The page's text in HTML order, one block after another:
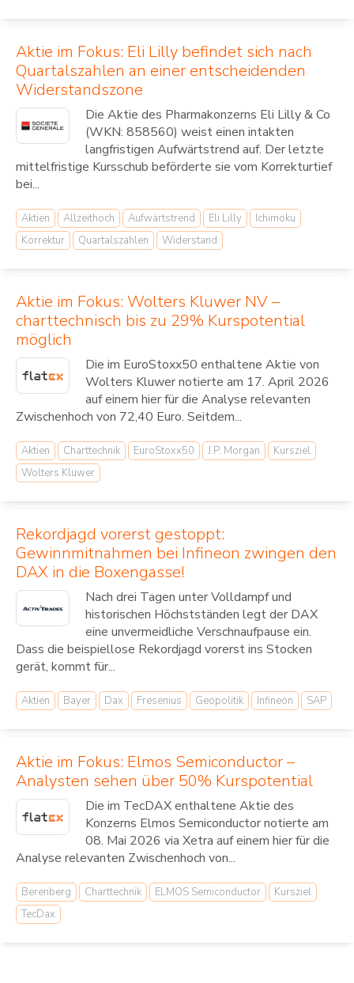
Aktie im Fokus: Eli Lilly befindet sich nach
Quartalszahlen an einer entscheidenden
Widerstandszone
Die Aktie des Pharmakonzerns Eli Lilly & Co
(WKN: 858560) weist einen intakten
langfristigen Aufwärtstrend auf. Der letzte
mittelfristige Kursschub beförderte sie vom Korrekturtief
bei...
Aktien Allzeithoch Aufwärtstrend Eli Lilly
Ichimoku
Korrektur
Quartalszahlen Widerstand
Aktie im Fokus: Wolters Kluwer NV –
charttechnisch bis zu 29% Kurspotential
möglich
Die im EuroStoxx50 enthaltene Aktie von
Wolters Kluwer notierte am 17. April 2026
auf einem hier für die Analyse relevanten
Zwischenhoch von 72,40 Euro. Seitdem...
Aktien Charttechnik EuroStoxx50 J.P. Morgan
Kursziel
Wolters Kluwer
Rekordjagd vorerst gestoppt:
Gewinnmitnahmen bei Infineon zwingen den
DAX in die Boxengasse!
Nach drei Tagen unter Volldampf und
historischen Höchstständen legt der DAX
eine unvermeidliche Verschnaufpause ein.
Dass die beispiellose Rekordjagd vorerst ins Stocken
gerät, kommt für...
Aktien Bayer Dax Fresenius Geopolitik Infineon SAP
Aktie im Fokus: Elmos Semiconductor –
Analysten sehen über 50% Kurspotential
Die im TecDAX enthaltene Aktie des
Konzerns Elmos Semiconductor notierte am
08. Mai 2026 via Xetra auf einem hier für die
Analyse relevanten Zwischenhoch von...
Berenberg Charttechnik ELMOS Semiconductor
Kursziel
TecDax